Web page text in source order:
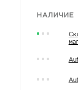
НАЛИЧИЕ